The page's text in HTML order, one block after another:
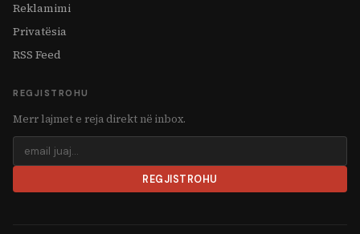
Reklamimi
Privatësia
RSS Feed
REGJISTROHU
Merr lajmet e reja direkt në inbox.
REGJISTROHU